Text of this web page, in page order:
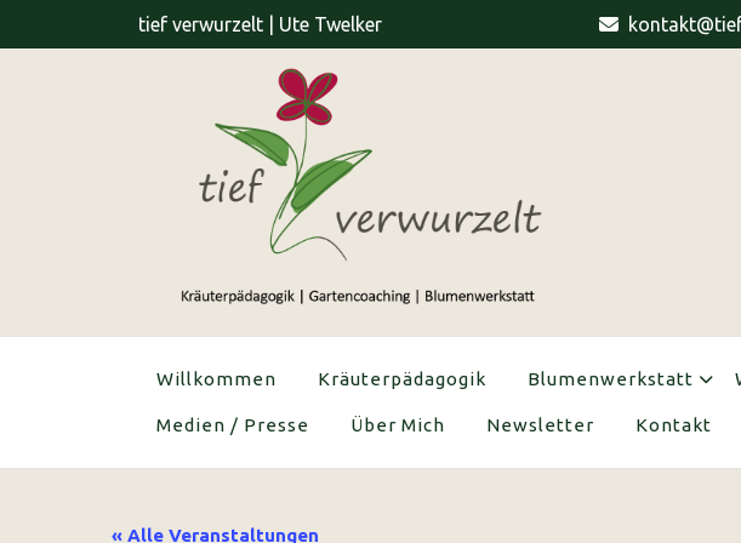
tief verwurzelt | Ute Twelker
Willkommen Kräuterpädagogik Blumenwerkstatt
Medien / Presse Über Mich Newsletter Kontakt
« Alle Veranstaltungen